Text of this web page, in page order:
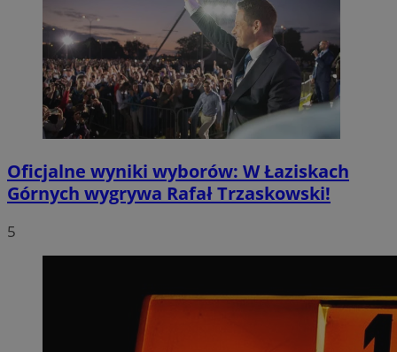
Oficjalne wyniki wyborów: W Łaziskach
Górnych wygrywa Rafał Trzaskowski!
5